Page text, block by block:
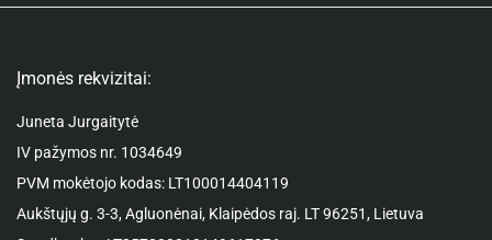
Įmonės rekvizitai:
Juneta Jurgaitytė
IV pažymos nr. 1034649
PVM mokėtojo kodas: LT100014404119
Aukštųjų g. 3-3, Agluonėnai, Klaipėdos raj. LT 96251, Lietuva